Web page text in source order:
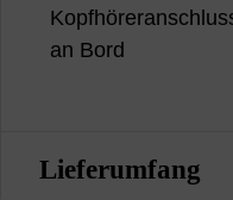
an Bord
Lieferumfang